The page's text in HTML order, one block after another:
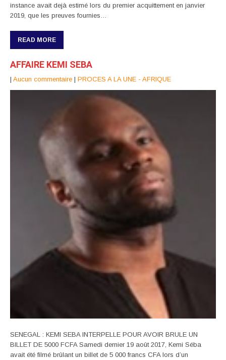
instance avait dejà estimé lors du premier acquittement en janvier
2019, que les preuves fournies…
READ MORE
AFFAIRE KEMI SEBA
| Aucun commentaire | PROCES A LA UNE - AFRIQUE
SENEGAL : KEMI SEBA INTERPELLE POUR AVOIR BRULE UN
BILLET DE 5000 FCFA Samedi dernier 19 août 2017, Kemi Séba
avait été filmé brûlant un billet de 5 000 francs CFA lors d’un